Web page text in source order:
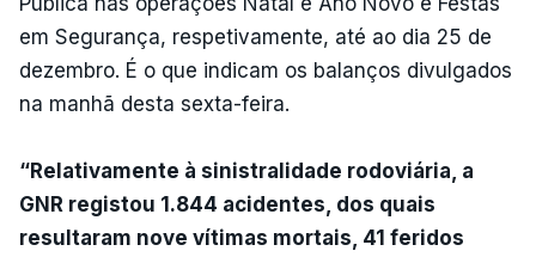
em Segurança, respetivamente, até ao dia 25 de
dezembro. É o que indicam os balanços divulgados
na manhã desta sexta-feira.
“Relativamente à sinistralidade rodoviária, a
GNR registou 1.844 acidentes, dos quais
resultaram nove vítimas mortais, 41 feridos